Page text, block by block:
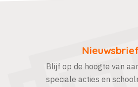
Blijf op de hoogte van
speciale acties en